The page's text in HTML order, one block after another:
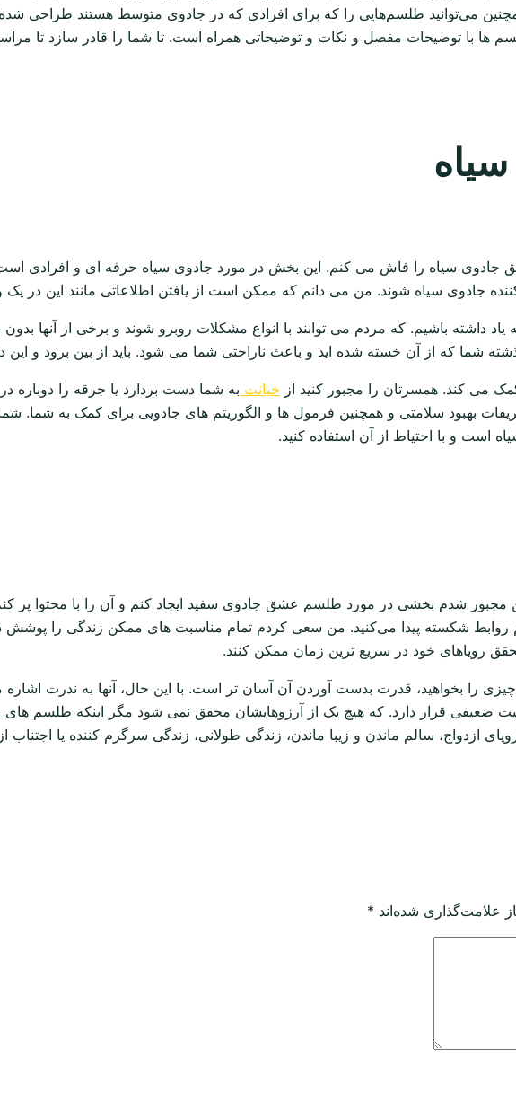
می‌توانید طلسم‌هایی را که برای افرادی که در جادوی متوسط ​​هستند طراحی
ها با توضیحات مفصل و نکات و توضیحاتی همراه است. تا شما را قادر سازد تا
سیاه را فاش می کنم. این بخش در مورد جادوی سیاه حرفه ای و افرادی است
جادوی سیاه شوند. من می دانم که ممکن است از یافتن اطلاعاتی مانند این
داشته باشیم. که مردم می توانند با انواع مشکلات روبرو شوند و برخی از آنها
شما که از آن خسته شده اید و باعث ناراحتی شما می شود. باید از بین برود و
می کند. همسرتان را مجبور کنید از خیانت به شما دست بردارد یا جرقه را دوباره
بهبود سلامتی و همچنین فرمول ها و الگوریتم های جادویی برای کمک به شما. شما
است و با احتیاط از آن استفاده کنید.
مجبور شدم بخشی در مورد طلسم عشق جادوی سفید ایجاد کنم و آن را با محتوا پر
روابط شکسته پیدا می‌کنید. من سعی کردم تمام مناسبت های ممکن زندگی را پوشش
رویاهای خود در سریع ترین زمان ممکن کنند.
را بخواهید، قدرت بدست آوردن آن آسان تر است. با این حال، آنها به ندرت اشاره
ضعیفی قرار دارد. که هیچ یک از آرزوهایشان محقق نمی شود مگر اینکه طلسم
رویای ازدواج، سالم ماندن و زیبا ماندن، زندگی طولانی، زندگی سرگرم کننده یا
علامت‌گذاری شده‌اند *